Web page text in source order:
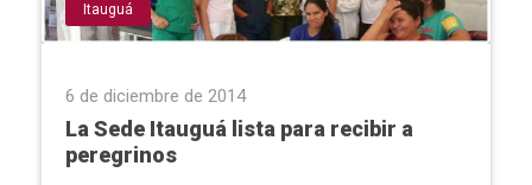
Itauguá
6 de diciembre de 2014
La Sede Itauguá lista para recibir a
peregrinos